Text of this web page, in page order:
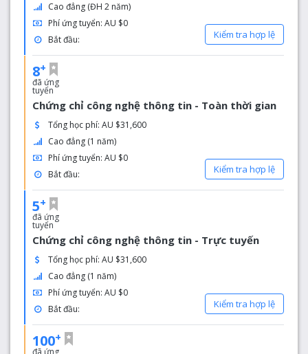
Cao đẳng (ĐH 2 năm)
Phí ứng tuyển: AU $0
Bắt đầu:
Kiểm tra hợp lệ
8+
đã ứng
tuyển
Chứng chỉ công nghệ thông tin - Toàn thời gian
Tổng học phí: AU $31,600
Cao đẳng (1 năm)
Phí ứng tuyển: AU $0
Bắt đầu:
Kiểm tra hợp lệ
5+
đã ứng
tuyển
Chứng chỉ công nghệ thông tin - Trực tuyến
Tổng học phí: AU $31,600
Cao đẳng (1 năm)
Phí ứng tuyển: AU $0
Bắt đầu:
Kiểm tra hợp lệ
100+
đã ứng